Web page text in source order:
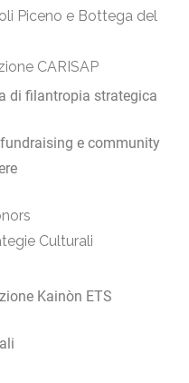
Piceno e Bottega del
CARISAP
di filantropia strategica
e community
Culturali
Kainòn ETS